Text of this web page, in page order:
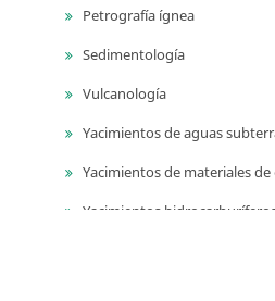
Petrografía ígnea
Sedimentología
Vulcanología
Yacimientos de aguas
Yacimientos de materiales
Yacimientos